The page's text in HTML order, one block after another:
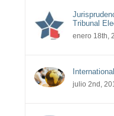
Tribunal
enero 18th,
julio 2nd,